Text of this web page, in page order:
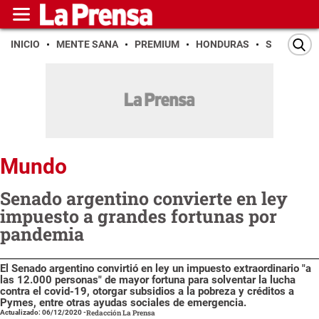
INICIO MENTE SANA PREMIUM HONDURAS SAN PEDRO
Mundo
Senado argentino convierte en ley
impuesto a grandes fortunas por
pandemia
El Senado argentino convirtió en ley un impuesto extraordinario "a
las 12.000 personas" de mayor fortuna para solventar la lucha
contra el covid-19, otorgar subsidios a la pobreza y créditos a
Pymes, entre otras ayudas sociales de emergencia.
Actualizado: 06/12/2020-Redacción La Prensa